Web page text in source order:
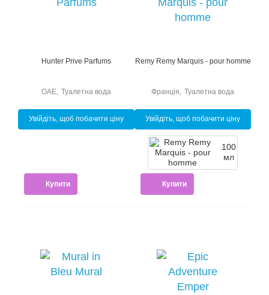
Hunter Prive Parfums
Туалетна вода
ОАЕ
Увійдіть, щоб побачити ціну
Купити
Remy Remy Marquis - pour homme
Туалетна вода
Франція
Увійдіть, щоб побачити ціну
100
мл
Купити